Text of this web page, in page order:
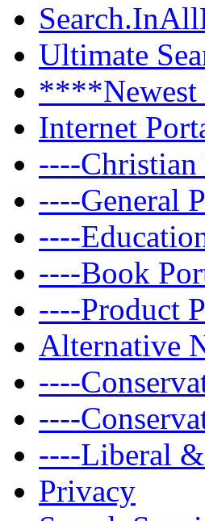
Ultimate
Internet
----Christian
----General
----
----Book
----Product
Alternative
----
----
----Liberal
Privacy